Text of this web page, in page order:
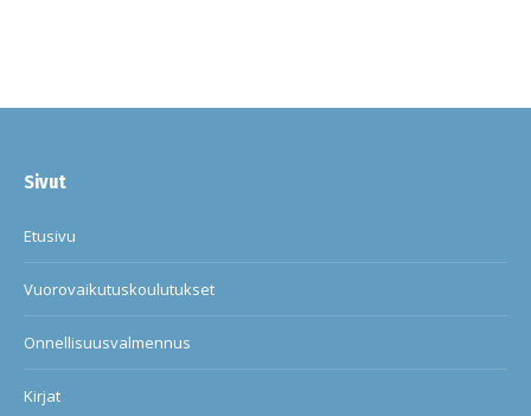
Sivut
Etusivu
Vuorovaikutuskoulutukset
Onnellisuusvalmennus
Kirjat